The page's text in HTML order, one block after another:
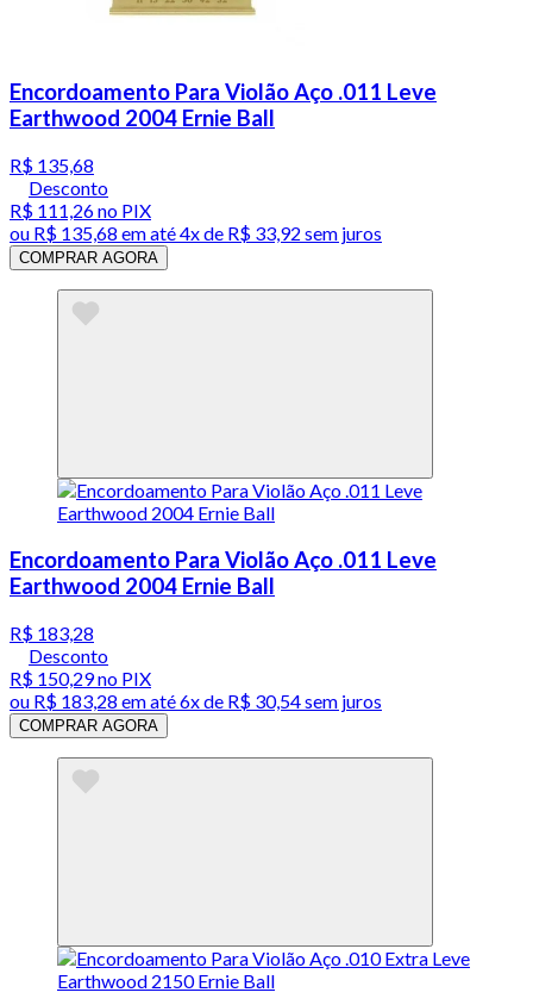
Encordoamento Para Violão Aço .011 Leve
Earthwood 2004 Ernie Ball
R$ 135,68
Desconto
R$ 111,26no PIX
ou R$ 135,68 em até4x de R$ 33,92 sem juros
COMPRAR AGORA
Encordoamento Para Violão Aço .011 Leve
Earthwood 2004 Ernie Ball
R$ 183,28
Desconto
R$ 150,29no PIX
ou R$ 183,28 em até6x de R$ 30,54 sem juros
COMPRAR AGORA